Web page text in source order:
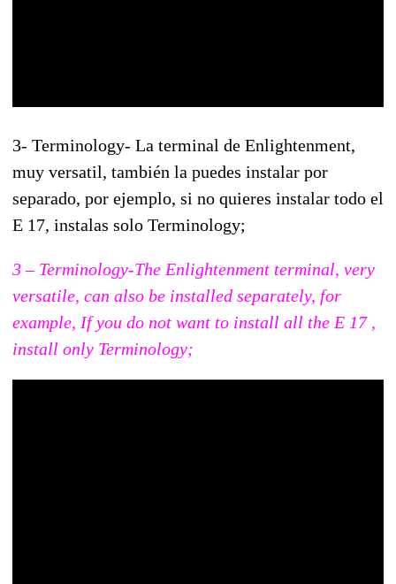
3- Terminology- La terminal de Enlightenment,
muy versatil, también la puedes instalar por
separado, por ejemplo, si no quieres instalar todo el
E 17, instalas solo Terminology;
3 – Terminology-The Enlightenment terminal, very
versatile, can also be installed separately, for
example, If you do not want to install all the E 17 ,
install only Terminology;